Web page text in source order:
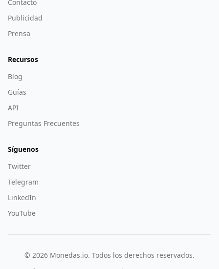
Contacto
Publicidad
Prensa
Recursos
Blog
Guías
API
Preguntas Frecuentes
Síguenos
Twitter
Telegram
LinkedIn
YouTube
© 2026 Monedas.io. Todos los derechos reservados.